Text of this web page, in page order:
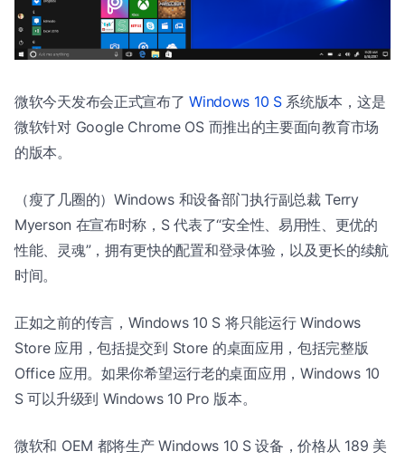
微软今天发布会正式宣布了Windows 10 S系统版本，这是
微软针对 Google Chrome OS 而推出的主要面向教育市场
的版本。
（瘦了几圈的）Windows 和设备部门执行副总裁 Terry
Myerson 在宣布时称，S 代表了“安全性、易用性、更优的
性能、灵魂”，拥有更快的配置和登录体验，以及更长的续航
时间。
正如之前的传言，Windows 10 S 将只能运行 Windows
Store 应用，包括提交到 Store 的桌面应用，包括完整版
Office 应用。如果你希望运行老的桌面应用，Windows 10
S 可以升级到 Windows 10 Pro 版本。
微软和 OEM 都将生产 Windows 10 S 设备，价格从 189 美